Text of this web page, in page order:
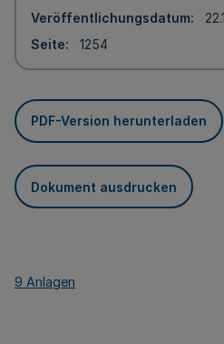
Veröffentlichungsdatum
Seite
1254
PDF-Version herunterladen
Dokument ausdrucken
9 Anlagen